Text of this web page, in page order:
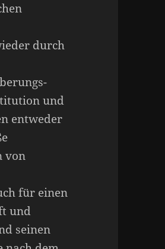
durch
und
entweder
von
für einen
und
seinen